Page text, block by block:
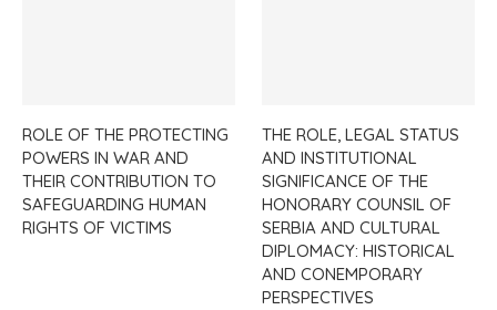
ROLE OF THE PROTECTING
POWERS IN WAR AND
THEIR CONTRIBUTION TO
SAFEGUARDING HUMAN
RIGHTS OF VICTIMS
THE ROLE, LEGAL STATUS
AND INSTITUTIONAL
SIGNIFICANCE OF THE
HONORARY COUNSIL OF
SERBIA AND CULTURAL
DIPLOMACY: HISTORICAL
AND CONEMPORARY
PERSPECTIVES